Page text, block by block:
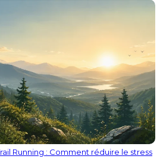
Running : Comment réduire le stress